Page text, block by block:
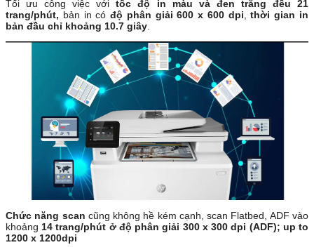
Tối ưu công việc vớitốc độ in màu và đen trắng đều 21
trang/phút, bản in có độ phân giải 600 x 600 dpi ,thời gian in
bản đầu chỉ khoảng 10.7 giây
Chức năng scan cũng không hề kém cạnh, scan Flatbed, ADF vào
khoảng 14 trang/phút ở độ phân giải 300 x 300 dpi (ADF); up to
1200 x 1200dpi